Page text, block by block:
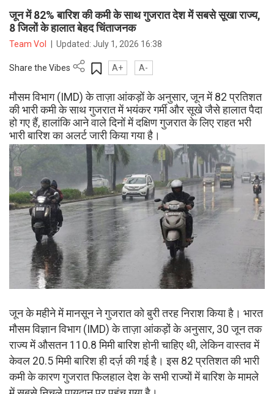
जून में 82% बारिश की कमी के साथ गुजरात देश में सबसे सूखा राज्य,
8 जिलों के हालात बेहद चिंताजनक
Team VoI Updated:July 1, 2026 16:38
Share the Vibes A+ A-
मौसम विभाग (IMD) के ताज़ा आंकड़ों के अनुसार, जून में 82 प्रतिशत
की भारी कमी के साथ गुजरात में भयंकर गर्मी और सूखे जैसे हालात पैदा
हो गए हैं, हालांकि आने वाले दिनों में दक्षिण गुजरात के लिए राहत भरी
भारी बारिश का अलर्ट जारी किया गया है।
जून के महीने में मानसून ने गुजरात को बुरी तरह निराश किया है। भारत
मौसम विज्ञान विभाग (IMD) के ताज़ा आंकड़ों के अनुसार, 30 जून तक
राज्य में औसतन 110.8 मिमी बारिश होनी चाहिए थी, लेकिन वास्तव में
केवल 20.5 मिमी बारिश ही दर्ज़ की गई है। इस 82 प्रतिशत की भारी
कमी के कारण गुजरात फिलहाल देश के सभी राज्यों में बारिश के मामले